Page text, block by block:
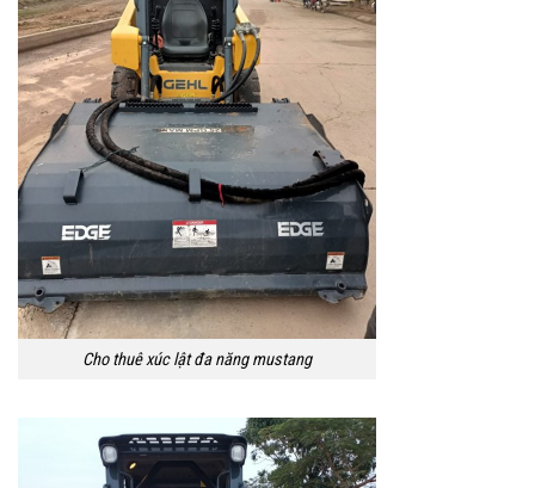
Cho thuê xúc lật đa năng mustang